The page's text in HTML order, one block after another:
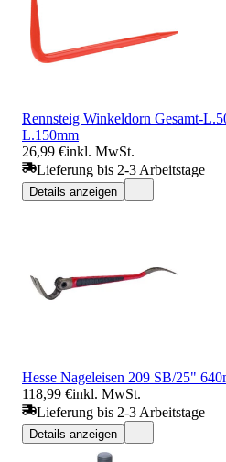
Rennsteig Winkeldorn Gesamt-
L.150mm
26,99 €inkl. MwSt.
Lieferung bis 2-3 Arbeitstage
Details anzeigen
Hesse Nageleisen 209 SB/25"
118,99 €inkl. MwSt.
Lieferung bis 2-3 Arbeitstage
Details anzeigen